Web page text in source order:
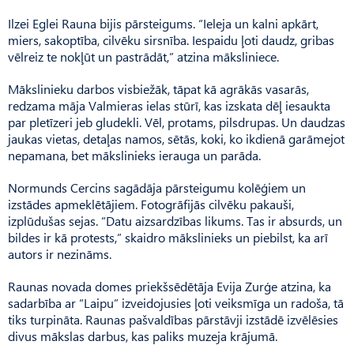
Ilzei Eglei Rauna bijis pārsteigums. “Ieleja un kalni apkārt,
miers, sakoptība, cilvēku sirsnība. Iespaidu ļoti daudz, gribas
vēlreiz te nokļūt un pastrādāt,” atzina māksliniece.
Mākslinieku darbos visbiežāk, tāpat kā agrākās vasarās,
redzama māja Valmieras ielas stūrī, kas izskata dēļ iesaukta
par pletīzeri jeb gludekli. Vēl, protams, pilsdrupas. Un daudzas
jaukas vietas, detaļas namos, sētās, koki, ko ikdienā garāmejot
nepamana, bet mākslinieks ierauga un parāda.
Normunds Cercins sagādāja pārsteigumu kolēģiem un
izstādes apmeklētājiem. Fotogrāfijās cilvēku pakauši,
izplūdušas sejas. “Datu aizsardzības likums. Tas ir absurds, un
bildes ir kā protests,” skaidro mākslinieks un piebilst, ka arī
autors ir nezināms.
Raunas novada domes priekšsēdētāja Evija Zurģe atzina, ka
sadarbība ar “Laipu” izveidojusies ļoti veiksmīga un radoša, tā
tiks turpināta. Raunas pašvaldības pārstāvji izstādē izvēlēsies
divus mākslas darbus, kas paliks muzeja krājumā.